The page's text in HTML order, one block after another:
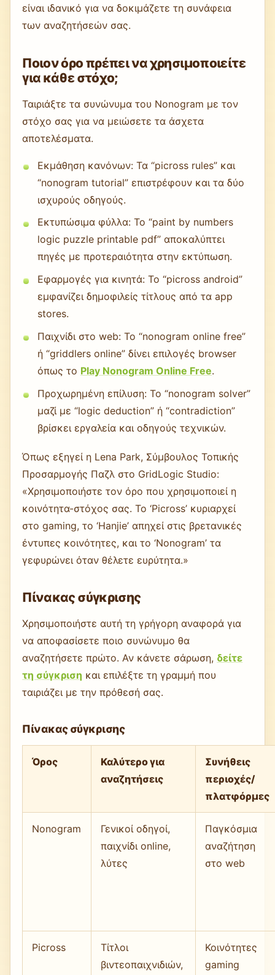
είναι ιδανικό για να δοκιμάζετε τη συνάφεια
των αναζητήσεών σας.
Ποιον όρο πρέπει να χρησιμοποιείτε
για κάθε στόχο;
Ταιριάξτε τα συνώνυμα του Nonogram με τον
στόχο σας για να μειώσετε τα άσχετα
αποτελέσματα.
Εκμάθηση κανόνων: Τα “picross rules” και
“nonogram tutorial” επιστρέφουν και τα δύο
ισχυρούς οδηγούς.
Εκτυπώσιμα φύλλα: Το “paint by numbers
logic puzzle printable pdf” αποκαλύπτει
πηγές με προτεραιότητα στην εκτύπωση.
Εφαρμογές για κινητά: Το “picross android”
εμφανίζει δημοφιλείς τίτλους από τα app
stores.
Παιχνίδι στο web: Το “nonogram online free”
ή “griddlers online” δίνει επιλογές browser
όπως το Play Nonogram Online Free.
Προχωρημένη επίλυση: Το “nonogram solver”
μαζί με “logic deduction” ή “contradiction”
βρίσκει εργαλεία και οδηγούς τεχνικών.
Όπως εξηγεί η Lena Park, Σύμβουλος Τοπικής
Προσαρμογής Παζλ στο GridLogic Studio:
«Χρησιμοποιήστε τον όρο που χρησιμοποιεί η
κοινότητα-στόχος σας. Το ‘Picross’ κυριαρχεί
στο gaming, το ‘Hanjie’ απηχεί στις βρετανικές
έντυπες κοινότητες, και το ‘Nonogram’ τα
γεφυρώνει όταν θέλετε ευρύτητα.»
Πίνακας σύγκρισης
Χρησιμοποιήστε αυτή τη γρήγορη αναφορά για
να αποφασίσετε ποιο συνώνυμο θα
αναζητήσετε πρώτο. Αν κάνετε σάρωση, δείτε
τη σύγκριση και επιλέξτε τη γραμμή που
ταιριάζει με την πρόθεσή σας.
Πίνακας σύγκρισης
Όρος
Καλύτερο για
αναζητήσεις
Συνήθεις
περιοχές/
πλατφόρμες
Nonogram
Γενικοί οδηγοί,
παιχνίδι online,
λύτες
Παγκόσμια
αναζήτηση
στο web
Picross
Τίτλοι
βιντεοπαιχνιδιών,
Κοινότητες
gaming